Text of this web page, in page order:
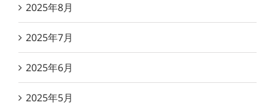
2025年8月
2025年7月
2025年6月
2025年5月